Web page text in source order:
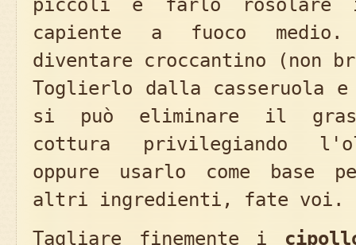
piccoli e farlo rosolare
capiente a fuoco
diventare croccantino (non
Toglierlo dalla casseruola
si può eliminare il
cottura privilegiando
oppure usarlo come base
altri ingredienti, fate voi.
Tagliare finemente i